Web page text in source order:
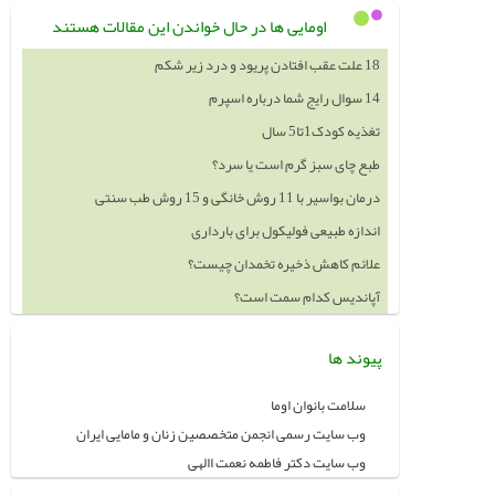
اومایی ها در حال خواندن این مقالات هستند
18 علت عقب افتادن پریود و درد زیر شکم
14 سوال رایج شما درباره اسپرم
تغذیه کودک1تا5 سال
طبع چای سبز گرم است یا سرد؟
درمان بواسیر با 11 روش خانگی و 15 روش طب سنتی
اندازه طبیعی فولیکول برای بارداری
علائم کاهش ذخیره تخمدان چیست؟
آپاندیس کدام سمت است؟
پیوند ها
سلامت بانوان اوما
وب سایت رسمی انجمن متخصصین زنان و مامایی ایران
وب سایت دکتر فاطمه نعمت االهی